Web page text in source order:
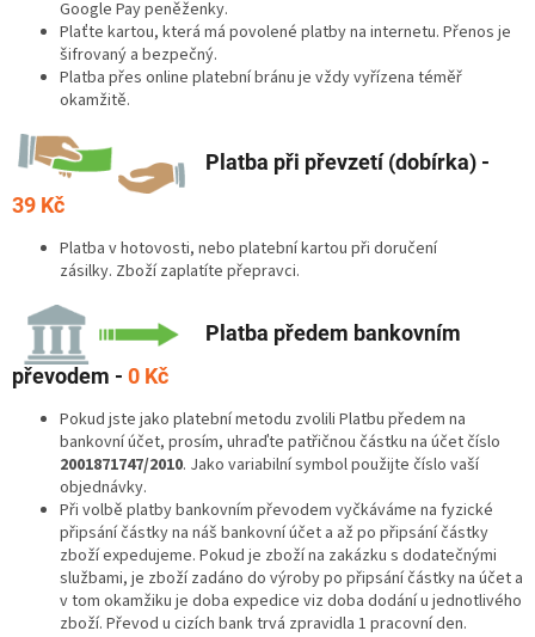
Google Pay peněženky.
Plaťte kartou, která má povolené platby na internetu. Přenos je
šifrovaný a bezpečný.
Platba přes online platební bránu je vždy vyřízena téměř
okamžitě.
Platba při převzetí (dobírka) -
39 Kč
Platba v hotovosti, nebo platební kartou při doručení
zásilky. Zboží zaplatíte přepravci.
Platba předem bankovním
převodem - 0 Kč
Pokud jste jako platební metodu zvolili Platbu předem na
bankovní účet, prosím, uhraďte patřičnou částku na účet číslo
2001871747/2010. Jako variabilní symbol použijte číslo vaší
objednávky.
Při volbě platby bankovním převodem vyčkáváme na fyzické
připsání částky na náš bankovní účet a až po připsání částky
zboží expedujeme. Pokud je zboží na zakázku s dodatečnými
službami, je zboží zadáno do výroby po připsání částky na účet a
v tom okamžiku je doba expedice viz doba dodání u jednotlivého
zboží. Převod u cizích bank trvá zpravidla 1 pracovní den.